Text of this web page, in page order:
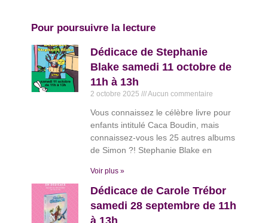
Pour poursuivre la lecture
Dédicace de Stephanie
Blake samedi 11 octobre de
11h à 13h
2 octobre 2025 Aucun commentaire
Vous connaissez le célèbre livre pour
enfants intitulé Caca Boudin, mais
connaissez-vous les 25 autres albums
de Simon ?! Stephanie Blake en
Voir plus »
Dédicace de Carole Trébor
samedi 28 septembre de 11h